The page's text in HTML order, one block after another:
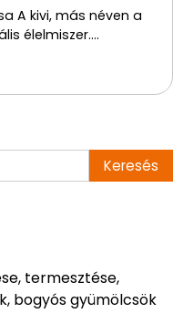
A kivi, más néven a
élelmiszer.…
termesztése,
bogyós gyümölcsök